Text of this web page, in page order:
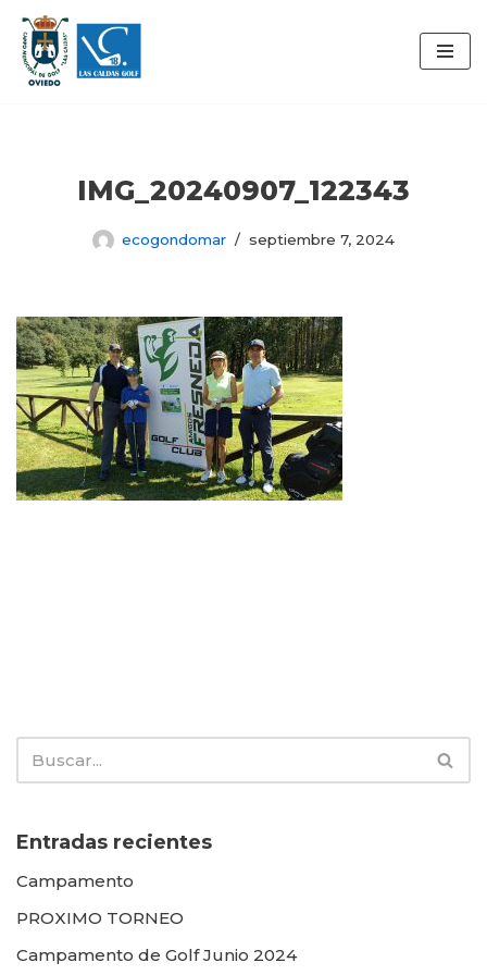
Saltar
al
IMG_20240907_122343
ecogondomar septiembre 7, 2024
Entradas recientes
Campamento
PROXIMO TORNEO
Campamento de Golf Junio 2024